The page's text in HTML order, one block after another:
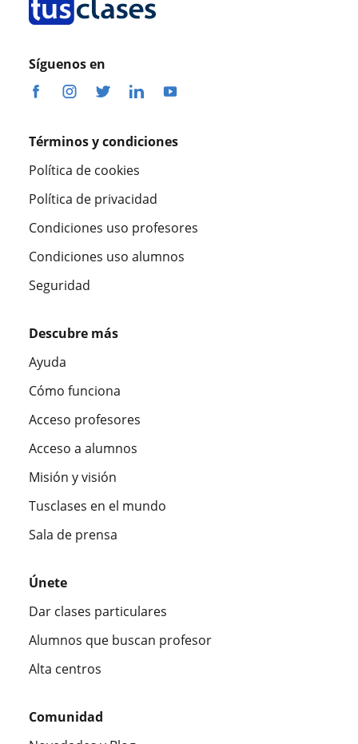
Síguenos en
Términos y condiciones
Política de cookies
Política de privacidad
Condiciones uso profesores
Condiciones uso alumnos
Seguridad
Descubre más
Ayuda
Cómo funciona
Acceso profesores
Acceso a alumnos
Misión y visión
Tusclases en el mundo
Sala de prensa
Únete
Dar clases particulares
Alumnos que buscan profesor
Alta centros
Comunidad